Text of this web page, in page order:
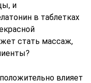
и
в таблетках
стать массаж,
влияет